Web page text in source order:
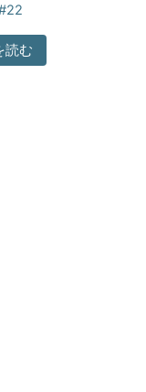
読む